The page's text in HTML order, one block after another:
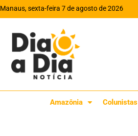
Manaus, sexta-feira 7 de agosto de 2026
Amazônia Colunistas